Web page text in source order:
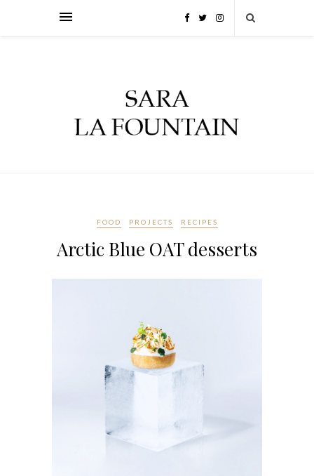
FOOD PROJECTS RECIPES
Arctic Blue OAT desserts